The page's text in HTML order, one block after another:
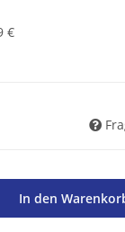
€
In den